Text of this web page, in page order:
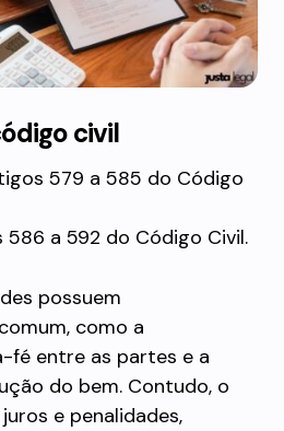
civil
579 a 585 do Código
586 a 592 do Código Civil.
possuem
como a
fé entre as partes e a
do bem. Contudo, o
e penalidades,